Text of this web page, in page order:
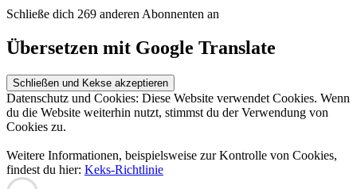
Schließe dich 269 anderen Abonnenten an
Übersetzen mit Google Translate
Datenschutz und Cookies: Diese Website verwendet Cookies. Wenn
du die Website weiterhin nutzt, stimmst du der Verwendung von
Cookies zu.
Weitere Informationen, beispielsweise zur Kontrolle von Cookies,
findest du hier: Keks-Richtlinie